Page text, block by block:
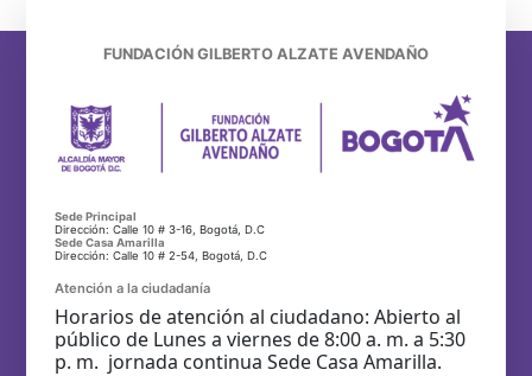
FUNDACIÓN GILBERTO ALZATE AVENDAÑO
Sede Principal
Dirección: Calle 10 # 3-16, Bogotá, D.C
Sede Casa Amarilla
Dirección: Calle 10 # 2-54, Bogotá, D.C
Atención a la ciudadanía
Horarios de atención al ciudadano: Abierto al
público de Lunes a viernes de 8:00 a. m. a 5:30
p. m. jornada continua Sede Casa Amarilla.